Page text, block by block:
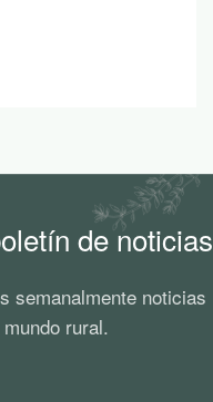
de noticias
semanalmente noticias
rural.